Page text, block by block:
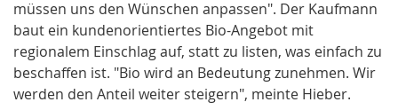
müssen uns den Wünschen anpassen". Der Kaufmann
baut ein kundenorientiertes Bio-Angebot mit
regionalem Einschlag auf, statt zu listen, was einfach zu
beschaffen ist. "Bio wird an Bedeutung zunehmen. Wir
werden den Anteil weiter steigern", meinte Hieber.